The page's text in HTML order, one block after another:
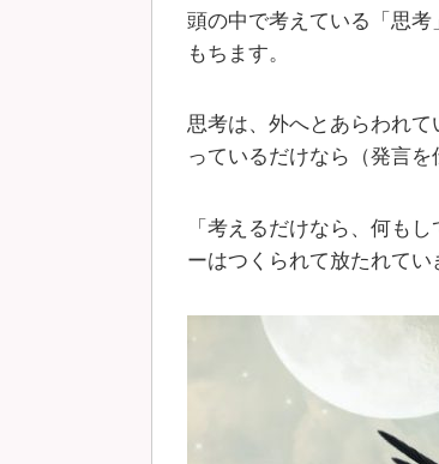
頭の中で考えている「思
もちます。
思考は、外へとあらわれ
っているだけなら（発言
「考えるだけなら、何も
ーはつくられて放たれてい